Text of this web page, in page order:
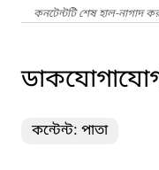
কনটেন্টটি শেষ হাল-নাগাদ
কন্টেন্ট: পাতা